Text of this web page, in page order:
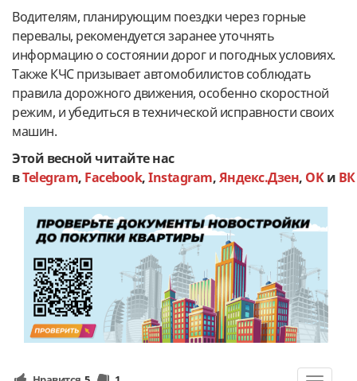
Водителям, планирующим поездки через горные
перевалы, рекомендуется заранее уточнять
информацию о состоянии дорог и погодных условиях.
Также КЧС призывает автомобилистов соблюдать
правила дорожного движения, особенно скоростной
режим, и убедиться в технической исправности своих
машин.
Этой весной читайте нас
вTelegram, Facebook,Instagram,Яндекс.Дзен, OKи ВК